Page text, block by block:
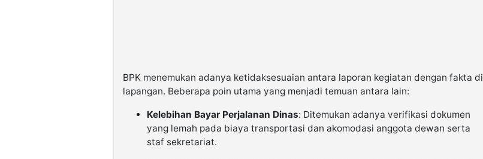
BPK menemukan adanya ketidaksesuaian antara laporan kegiatan dengan fakta di
lapangan. Beberapa poin utama yang menjadi temuan antara lain:
Kelebihan Bayar Perjalanan Dinas: Ditemukan adanya verifikasi dokumen
yang lemah pada biaya transportasi dan akomodasi anggota dewan serta
staf sekretariat.